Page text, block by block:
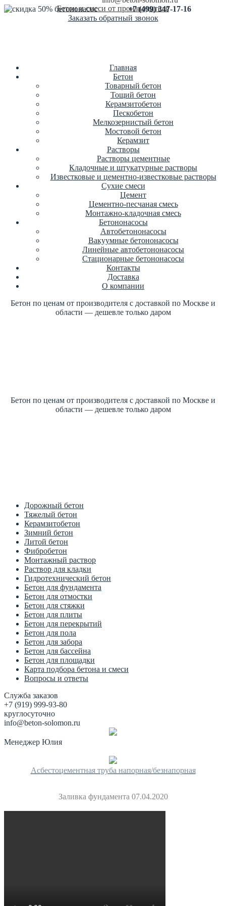
Бетон и смеси от производителя
+7 (499) 347-17-16
Заказать обратный звонок
Главная
Бетон
Товарный бетон
Тощий бетон
Керамзитобетон
Пескобетон
Мелкозернистый бетон
Мостовой бетон
Керамзит
Растворы
Растворы цементные
Кладочные и штукатурные растворы
Известковые и цементно-известковые растворы
Сухие смеси
Цемент
Цементно-песчаная смесь
Монтажно-кладочная смесь
Бетононасосы
Автобетононасосы
Вакуумные бетононасосы
Линейные автобетононасосы
Стационарные бетононасосы
Контакты
Доставка
О компании
Бетон по ценам от производителя с доставкой по Москве и
области — дешевле только даром
Бетон по ценам от производителя с доставкой по Москве и
области — дешевле только даром
Дорожный бетон
Тяжелый бетон
Керамзитобетон
Зимний бетон
Литой бетон
Фибробетон
Монтажный раствор
Раствор для кладки
Гидротехнический бетон
Бетон для фундамента
Бетон для отмостки
Бетон для стяжки
Бетон для плиты
Бетон для перекрытий
Бетон для пола
Бетон для забора
Бетон для бассейна
Бетон для площадки
Карта подбора бетона и смеси
Вопросы и ответы
Служба заказов
+7 (919) 999-93-80
круглосуточно
info@beton-solomon.ru
Менеджер Юлия
Асбестоцементная труба напорная/безнапорная
Заливка фундамента 07.04.2020